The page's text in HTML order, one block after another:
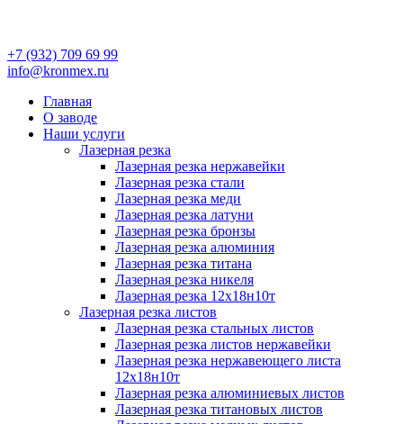
+7 (932) 709 69 99
info@kronmex.ru
Главная
О заводе
Наши услуги
Лазерная резка
Лазерная резка нержавейки
Лазерная резка стали
Лазерная резка меди
Лазерная резка латуни
Лазерная резка бронзы
Лазерная резка алюминия
Лазерная резка титана
Лазерная резка никеля
Лазерная резка 12х18н10т
Лазерная резка листов
Лазерная резка стальных листов
Лазерная резка листов нержавейки
Лазерная резка нержавеющего листа
12х18н10т
Лазерная резка алюминиевых листов
Лазерная резка титановых листов